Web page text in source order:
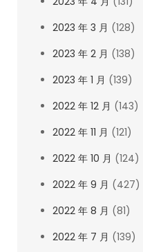
2023 年 3 月 (128)
2023 年 2 月 (138)
2023 年 1 月 (139)
2022 年 12 月 (143)
2022 年 11 月 (121)
2022 年 10 月 (124)
2022 年 9 月 (427)
2022 年 8 月 (81)
2022 年 7 月 (139)